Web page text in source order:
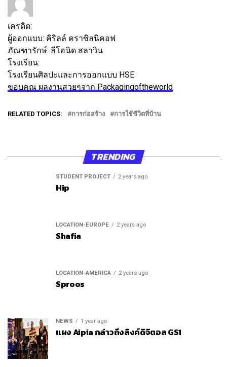
เครดิต:
ผู้ออกแบบ: คิริลล์ คราซิลนิคอฟ
ภัณฑารักษ์: ลีโอนิด สลาวิน
โรงเรียน:
โรงเรียนศิลปะและการออกแบบ HSE
ขอบคุณ ผลงานสวยๆจาก Packagingoftheworld
RELATED TOPICS: การก่อสร้าง การใช้ชีวิตที่บ้าน
TRENDING
STUDENT PROJECT 2 years ago
Hip
LOCATION-EUROPE 2 years ago
Shafia
LOCATION-AMERICA 2 years ago
Sproos
NEWS 1 year ago
แผง Aipia กล่าวถึงลิงค์ดิจิตอล GS1